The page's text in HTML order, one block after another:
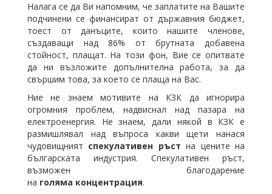
Налага се да Ви напомним, че заплатите на Вашите
подчинени се финансират от държавния бюджет,
тоест от данъците, които нашите членове,
създаващи над 86% от брутната добавена
стойност, плащат. На този фон, Вие се опитвате
да ни възложите допълнителна работа, за да
свършим това, за което се плаща на Вас.
Ние не знаем мотивите на КЗК да игнорира
огромния проблем, надвиснал над пазара на
електроенергия. Не знаем, дали някой в КЗК е
размишлявал над въпроса какви щети нанася
чудовищният спекулативен ръст на цените на
българската индустрия. Спекулативен ръст,
възможен благодарение
на голяма концентрация.